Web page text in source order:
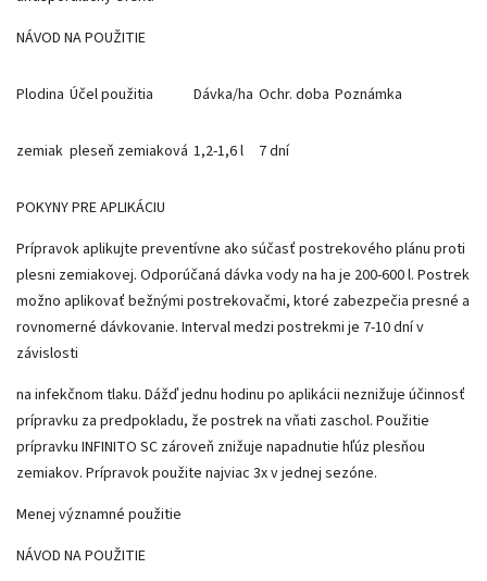
NÁVOD NA POUŽITIE
Plodina Účel použitia Dávka/ha Ochr. doba Poznámka
zemiak pleseň zemiaková 1,2-1,6 l 7 dní
POKYNY PRE APLIKÁCIU
Prípravok aplikujte preventívne ako súčasť postrekového plánu proti
plesni zemiakovej. Odporúčaná dávka vody na ha je 200-600 l. Postrek
možno aplikovať bežnými postrekovačmi, ktoré zabezpečia presné a
rovnomerné dávkovanie. Interval medzi postrekmi je 7-10 dní v
závislosti
na infekčnom tlaku. Dážď jednu hodinu po aplikácii neznižuje účinnosť
prípravku za predpokladu, že postrek na vňati zaschol. Použitie
prípravku INFINITO SC zároveň znižuje napadnutie hľúz plesňou
zemiakov. Prípravok použite najviac 3x v jednej sezóne.
Menej významné použitie
NÁVOD NA POUŽITIE